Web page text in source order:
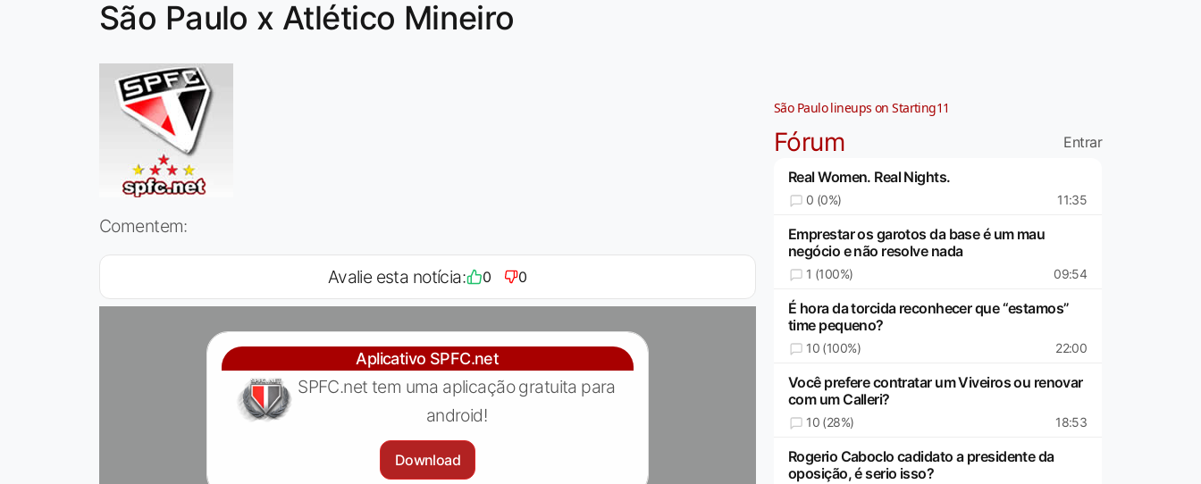
São Paulo x Atlético Mineiro
Comentem:
Avalie esta notícia: 0 0
Aplicativo SPFC.net
SPFC.net tem uma aplicação gratuita para
android!
Download
São Paulo lineups on Starting11
Fórum
Entrar
Real Women. Real Nights.
0 (0%) 11:35
Emprestar os garotos da base é um mau
negócio e não resolve nada
1 (100%) 09:54
É hora da torcida reconhecer que “estamos”
time pequeno?
10 (100%) 22:00
Você prefere contratar um Viveiros ou renovar
com um Calleri?
10 (28%) 18:53
Rogerio Caboclo cadidato a presidente da
oposição, é serio isso?